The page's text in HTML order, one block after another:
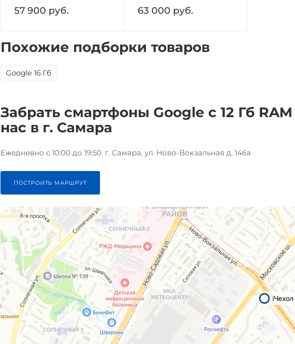
57 900 руб. 63 000 руб.
Похожие подборки товаров
Google 16 Гб
Забрать смартфоны Google с 12 Гб
нас в г. Самара
Ежедневно с 10:00 до 19:50. г. Самара, ул. Ново-Вокзальная д. 146а
ПОСТРОИТЬ МАРШРУТ